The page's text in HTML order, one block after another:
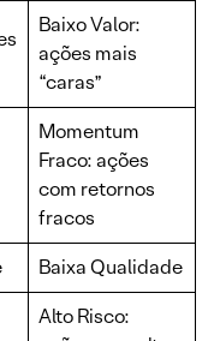
Baixo Valor:
ações mais
“caras”
Momentum
Fraco: ações
com retornos
fracos
Baixa Qualidade
Alto Risco: